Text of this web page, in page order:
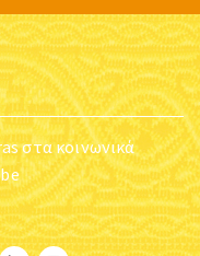
στα κοινωνικά